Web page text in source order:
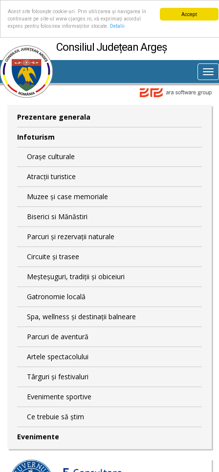
Accept
Acest site folosește cookie-uri. Prin utilizarea și navigarea în
continuare pe site-ul www.cjarges.ro, vă exprimați acordul
expres pentru folosirea informațiilor stocate.
Detalii
Consiliul Județean Argeș
Prezentare generala
Infoturism
Orașe culturale
Atracții turistice
Muzee și case memoriale
Biserici si Mănăstiri
Parcuri și rezervații naturale
Circuite și trasee
Meșteșuguri, tradiții și obiceiuri
Gatronomie locală
Spa, wellness și destinații balneare
Parcuri de aventură
Artele spectacolului
Târguri și festivaluri
Evenimente sportive
Ce trebuie să știm
Evenimente